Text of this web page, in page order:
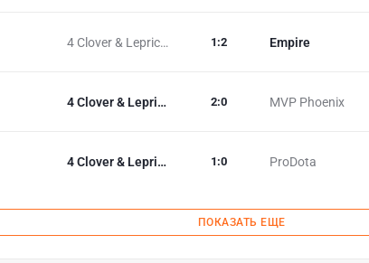
4 Clover & Lepricon Empire
1 :2
4 Clover & Lepricon MVP Phoenix
2:0
4 Clover & Lepricon ProDota
1 :0
ПОКАЗАТЬ ЕЩЕ